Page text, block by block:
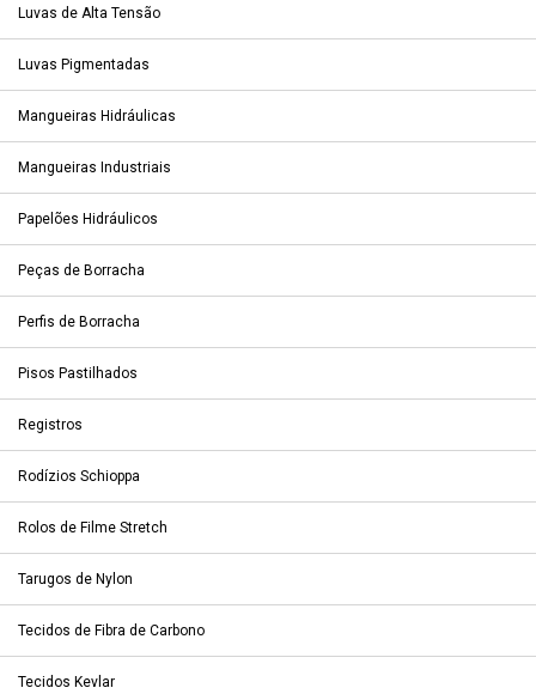
Luvas de Alta Tensão
Luvas Pigmentadas
Mangueiras Hidráulicas
Mangueiras Industriais
Papelões Hidráulicos
Peças de Borracha
Perfis de Borracha
Pisos Pastilhados
Registros
Rodízios Schioppa
Rolos de Filme Stretch
Tarugos de Nylon
Tecidos de Fibra de Carbono
Tecidos Kevlar